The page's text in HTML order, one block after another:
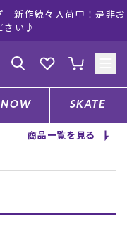
新作続々入荷中！是非お
さい♪
会員登録
SKATE
商品一覧を見る